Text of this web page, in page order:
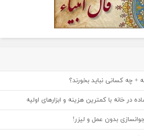
+ چه کسانی نباید بخورند؟
خانه با کمترین هزینه و ابزارهای اولیه
بدون عمل و لیزر!